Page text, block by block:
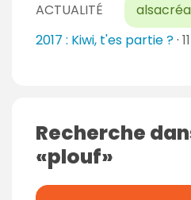
ACTUALITÉ
2017 : Kiwi, t'es partie ?· 11
Recherche
plouf